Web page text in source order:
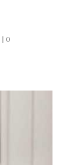
| 0